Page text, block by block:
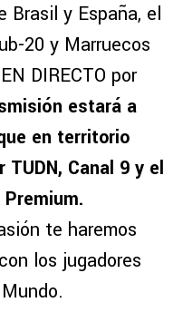
Brasil y España, el
20 y Marruecos
DIRECTO por
estará a
en territorio
Canal 9 y el
te haremos
los jugadores